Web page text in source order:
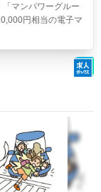
マンパワーグルー
円相当の電子マ